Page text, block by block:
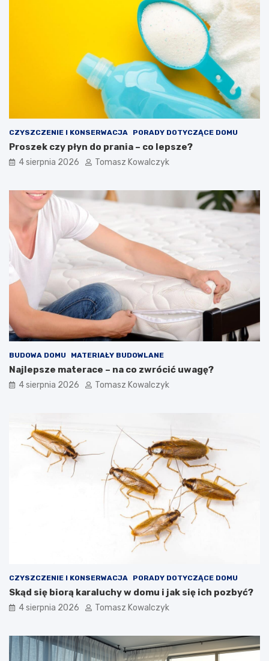
CZYSZCZENIE I KONSERWACJA PORADY DOTYCZĄCE DOMU
Proszek czy płyn do prania – co lepsze?
4 sierpnia 2026 Tomasz Kowalczyk
BUDOWA DOMU MATERIAŁY BUDOWLANE
Najlepsze materace – na co zwrócić uwagę?
4 sierpnia 2026 Tomasz Kowalczyk
CZYSZCZENIE I KONSERWACJA PORADY DOTYCZĄCE DOMU
Skąd się biorą karaluchy w domu i jak się ich pozbyć?
4 sierpnia 2026 Tomasz Kowalczyk